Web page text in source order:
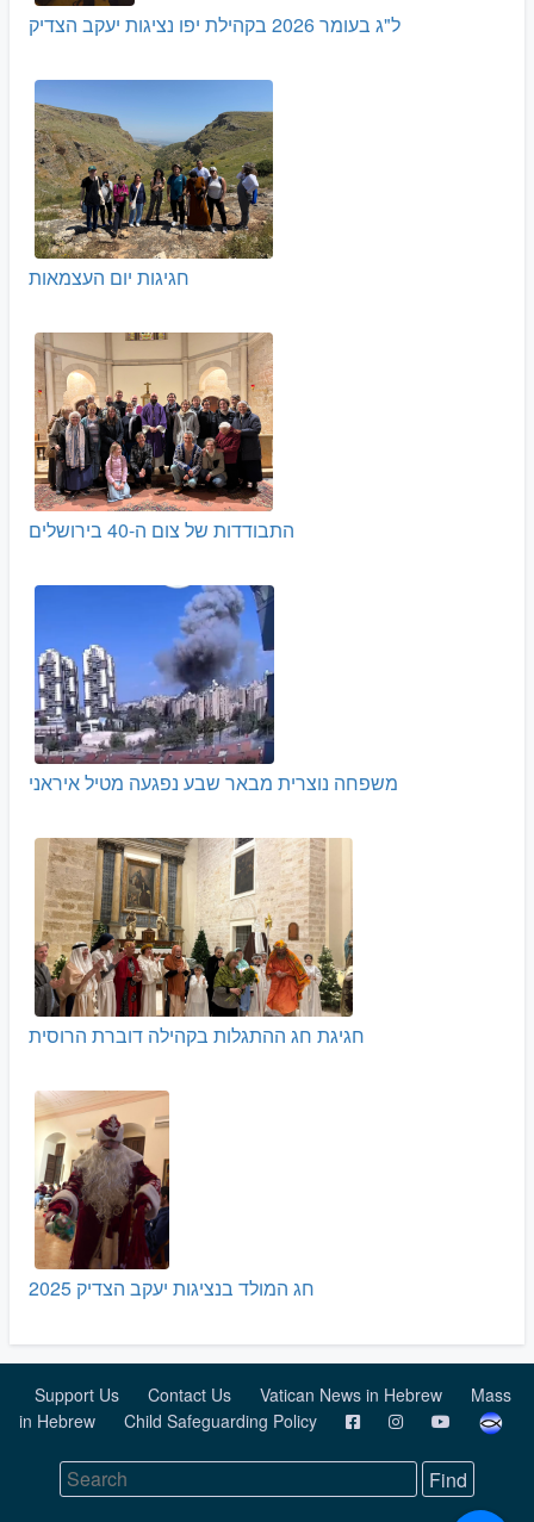
ל"ג בעומר 2026 בקהילת יפו נציגות יעקב הצדיק
חגיגות יום העצמאות
התבודדות של צום ה-40 בירושלים
משפחה נוצרית מבאר שבע נפגעה מטיל איראני
חגיגת חג ההתגלות בקהילה דוברת הרוסית
חג המולד בנציגות יעקב הצדיק 2025
Support Us Contact Us Vatican News in Hebrew
Mass
in Hebrew
Child Safeguarding Policy